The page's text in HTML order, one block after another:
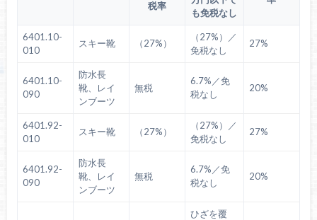
税率
も免税なし
6401.10-
010
スキー靴 （27%）
（27%）／
免税なし
27%
6401.10-
090
防水長
靴、レイ
ンブーツ
無税
6.7%／免
税なし
20%
6401.92-
010
スキー靴 （27%）
（27%）／
免税なし
27%
6401.92-
090
防水長
靴、レイ
ンブーツ
無税
6.7%／免
税なし
20%
ひざを覆